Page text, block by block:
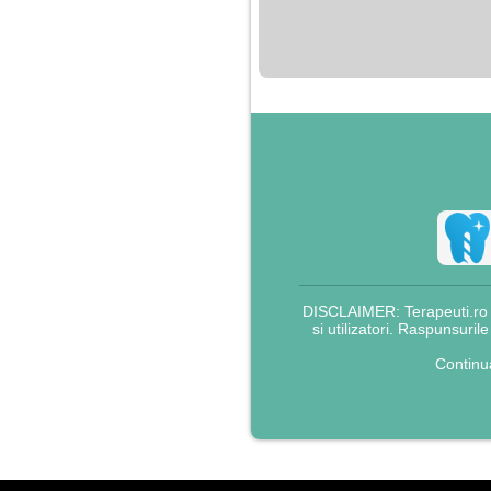
pentru bani.
DISCLAIMER:
si utilizatori.